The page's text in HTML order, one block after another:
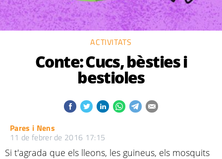
ACTIVITATS
Conte: Cucs, bèsties i
bestioles
Pares i Nens
11 de febrer de 2016 17:15
Si t'agrada que els lleons, les guineus, els mosquits